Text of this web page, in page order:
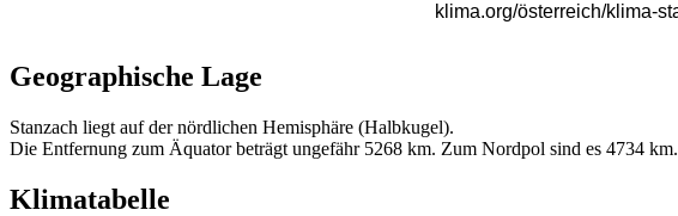
Geographische Lage
Stanzach liegt auf der nördlichen Hemisphäre (Halbkugel).
Die Entfernung zum Äquator beträgt ungefähr 5268 km. Zum Nordpol sind es 4734 km.
Klimatabelle